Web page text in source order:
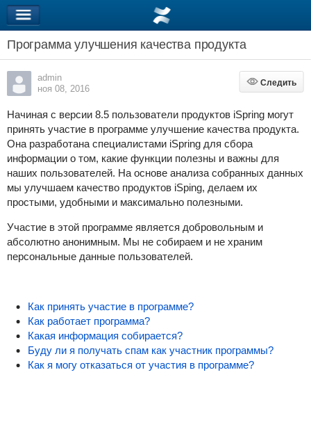
Программа улучшения качества продукта
admin
ноя 08, 2016
Следить
Следить
Начиная с версии 8.5 пользователи продуктов iSpring могут
принять участие в программе улучшение качества продукта.
Она разработана специалистами iSpring для сбора
информации о том, какие функции полезны и важны для
наших пользователей. На основе анализа собранных данных
мы улучшаем качество продуктов iSping, делаем их
простыми, удобными и максимально полезными.
Участие в этой программе является добровольным и
абсолютно анонимным. Мы не собираем и не храним
персональные данные пользователей.
Как принять участие в программе?
Как работает программа?
Какая информация собирается?
Буду ли я получать спам как участник программы?
Как я могу отказаться от участия в программе?